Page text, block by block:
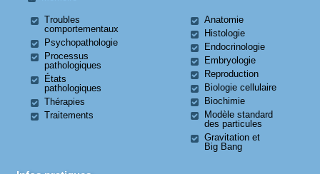
Troubles
comportementaux
Psychopathologie
Processus
pathologiques
États
pathologiques
Thérapies
Traitements
Anatomie
Histologie
Endocrinologie
Embryologie
Reproduction
Biologie cellulaire
Biochimie
Modèle standard
des particules
Gravitation et
Big Bang